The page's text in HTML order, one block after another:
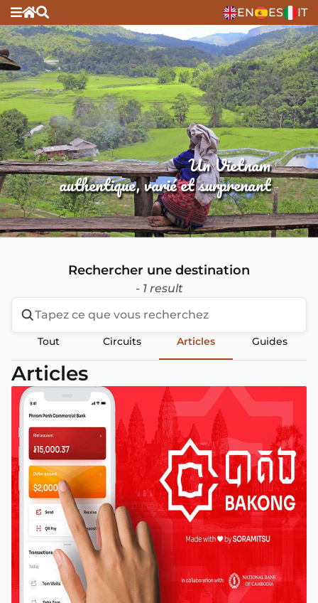
EN ES IT
Un Vietnam
authentique, varié et surprenant
Rechercher une destination
- 1 result
Tout Circuits Articles Guides
Articles